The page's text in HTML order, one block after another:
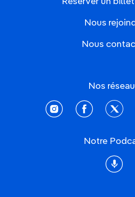
Nous
Nous
Nos
instagramfacebooktwitter
Notre
Podcast